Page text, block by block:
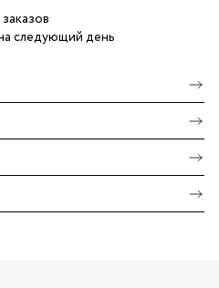
следующий день